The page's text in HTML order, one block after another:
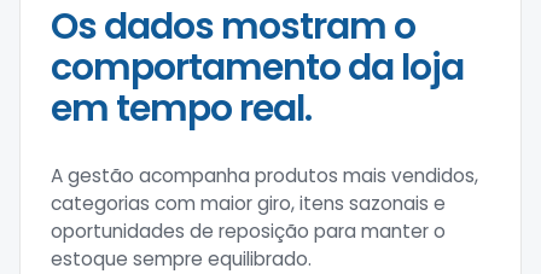
Os dados mostram o
comportamento da loja
em tempo real.
A gestão acompanha produtos mais vendidos,
categorias com maior giro, itens sazonais e
oportunidades de reposição para manter o
estoque sempre equilibrado.